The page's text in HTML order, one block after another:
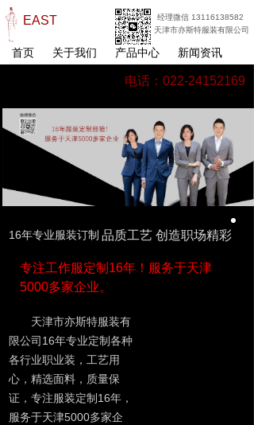
EAST
经理微信 13116138582
天津市亦斯特服装有限公司
首页 关于我们 产品中心 新闻资讯
电话：022-24152169
品质工艺 创造职场精彩
16年专业服装订制
专注工作服定制16年！服务于天津
5000多家企业。
天津市亦斯特服装有
限公司16年专业定制各种
各行业职业装，工艺用
心，精选面料，质量保
证，专注服装定制16年，
服务于天津5000多家企